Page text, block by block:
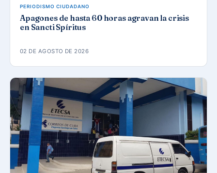
PERIODISMO CIUDADANO
Apagones de hasta 60 horas agravan la crisis
en Sancti Spíritus
02 DE AGOSTO DE 2026